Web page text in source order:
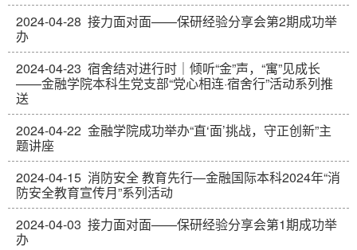
2024-04-28 接力面对面——保研经验分享会第2期成功举
办
2024-04-23 宿舍结对进行时｜倾听“金”声，“寓”见成长
——金融学院本科生党支部“党心相连·宿舍行”活动系列推
送
2024-04-22 金融学院成功举办“直‘面’挑战，守正创新”主
题讲座
2024-04-15 消防安全 教育先行—金融国际本科2024年“消
防安全教育宣传月”系列活动
2024-04-03 接力面对面——保研经验分享会第1期成功举
办